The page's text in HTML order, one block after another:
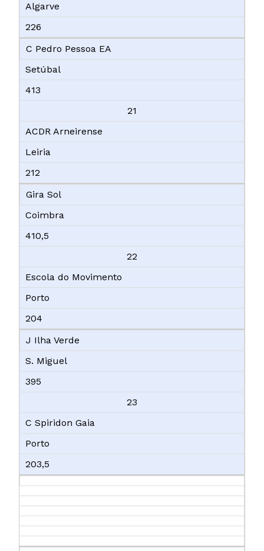
Algarve
226
C Pedro Pessoa EA
Setúbal
413
21
ACDR Arneirense
Leiria
212
Gira Sol
Coimbra
410,5
22
Escola do Movimento
Porto
204
J Ilha Verde
S. Miguel
395
23
C Spiridon Gaia
Porto
203,5